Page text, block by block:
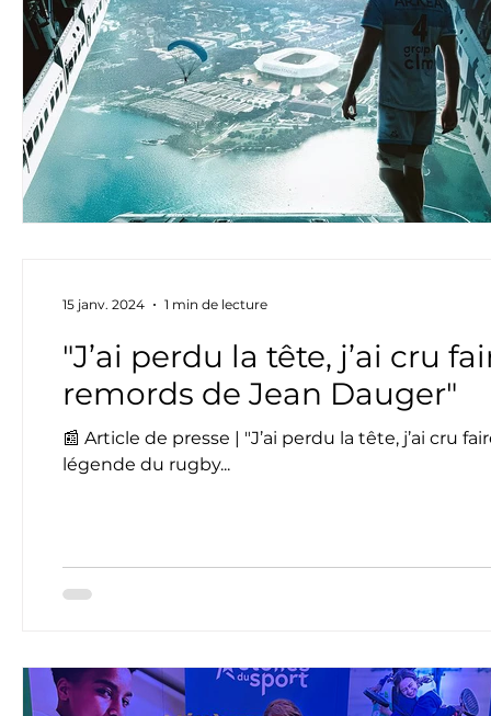
"J’ai perdu la tête, j’ai cru
remords de Jean Dauger"
📰 Article de presse | "J’ai perdu la tête, j’ai cru
légende du rugby...
15 janv. 2024 1 min de lecture